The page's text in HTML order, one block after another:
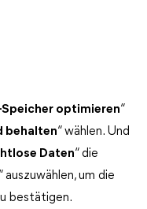
Speicher optimieren“
behalten“ wählen. Und
Daten“ die
“ auszuwählen, um die
bestätigen.